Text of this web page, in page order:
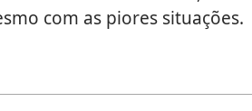
com as piores situações.